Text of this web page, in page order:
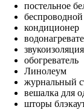
постельное
кондиционер
звукоизоляция
обогреватель
Линолеум
журнальный
вешалка для
шторы